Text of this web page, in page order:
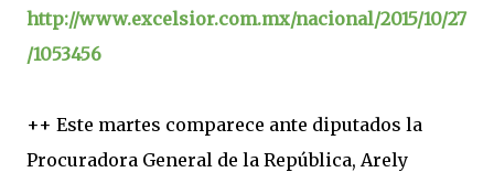
http://www.excelsior.com.mx/nacional/2015/10/27
/1053456
++ Este martes comparece ante diputados la
Procuradora General de la República, Arely